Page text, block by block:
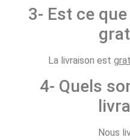
3- Est ce
La livraison est
4- Quels
Nous